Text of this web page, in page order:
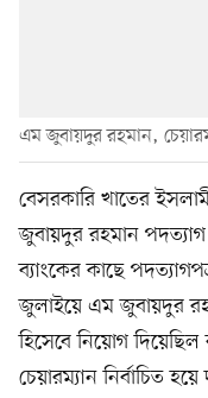
এম জুবায়দুর রহমান,
বেসরকারি খাতের
জুবায়দুর রহমান
ব্যাংকের কাছে
জুলাইয়ে এম জুবায়দুর
হিসেবে নিয়োগ
চেয়ারম্যান নির্বাচিত